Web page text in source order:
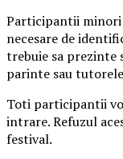
Participantii minori
necesare de
trebuie sa prezinte
parinte sau
Toti participantii
intrare. Refuzul
festival.